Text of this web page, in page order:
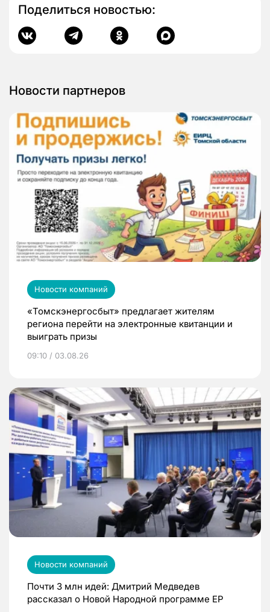
Поделиться новостью:
Новости партнеров
Новости компаний
«Томскэнергосбыт» предлагает жителям
региона перейти на электронные квитанции и
выиграть призы
09:10 / 03.08.26
Новости компаний
Почти 3 млн идей: Дмитрий Медведев
рассказал о Новой Народной программе ЕР